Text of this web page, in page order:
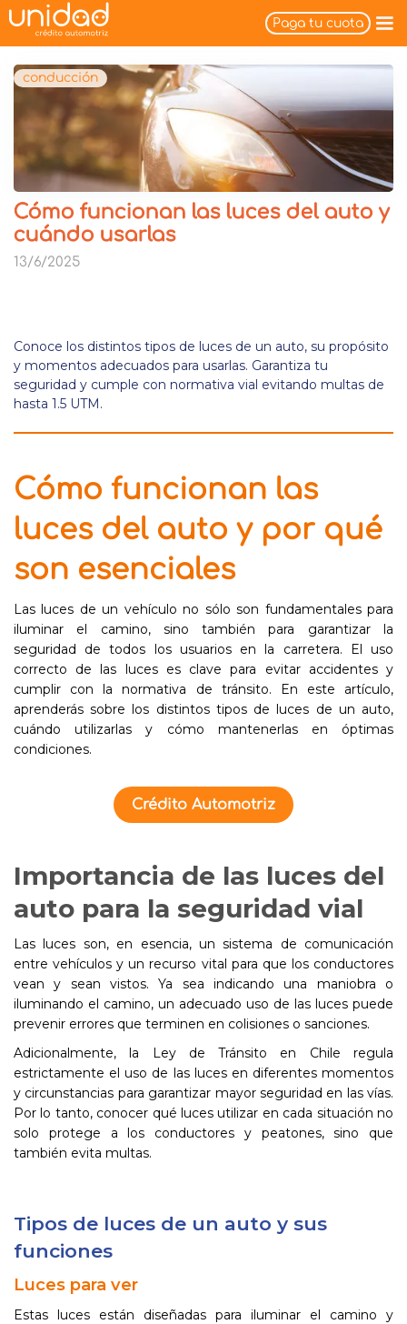
Paga tu cuota
conducción
Cómo funcionan las luces del auto y
cuándo usarlas
13/6/2025
Conoce los distintos tipos de luces de un auto, su propósito
y momentos adecuados para usarlas. Garantiza tu
seguridad y cumple con normativa vial evitando multas de
hasta 1.5 UTM.
Cómo funcionan las
luces del auto y por qué
son esenciales
Las luces de un vehículo no sólo son fundamentales para
iluminar el camino, sino también para garantizar la
seguridad de todos los usuarios en la carretera. El uso
correcto de las luces es clave para evitar accidentes y
cumplir con la normativa de tránsito. En este artículo,
aprenderás sobre los distintos tipos de luces de un auto,
cuándo utilizarlas y cómo mantenerlas en óptimas
condiciones.
Crédito Automotriz
Importancia de las luces del
auto para la seguridad vial
Las luces son, en esencia, un sistema de comunicación
entre vehículos y un recurso vital para que los conductores
vean y sean vistos. Ya sea indicando una maniobra o
iluminando el camino, un adecuado uso de las luces puede
prevenir errores que terminen en colisiones o sanciones.
Adicionalmente, la Ley de Tránsito en Chile regula
estrictamente el uso de las luces en diferentes momentos
y circunstancias para garantizar mayor seguridad en las vías.
Por lo tanto, conocer qué luces utilizar en cada situación no
solo protege a los conductores y peatones, sino que
también evita multas.
Tipos de luces de un auto y sus
funciones
Luces para ver
Estas luces están diseñadas para iluminar el camino y